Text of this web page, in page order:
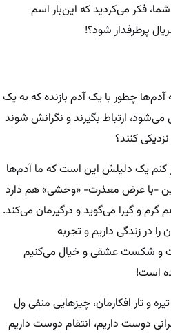
فکر می‌کردید که این‌بار اسم
پرطرفدار شود؟!
چطور با یک آدم بازنده که به یک
ارتباط بگیرند و نگرانش شوند
کنند؟
یک دلیلش این است که ما آدم‌ها
-با عرض معذرت- «وحشی» هم دارد
و گیرا می‌گوید و درگیرمان می‌کند.
در زندگی داریم و تجربه
و شکست عشقی و خیال می‌کنیم
است!
و تار افکارمان، چیزهایی منفی ول
دوست داریم، انتقام دوست داریم